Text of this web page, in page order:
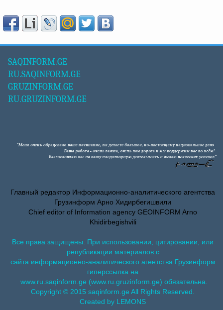
SAQINFORM.GE
RU.SAQINFORM.GE
GRUZINFORM.GE
RU.GRUZINFORM.GE
Главный редактор Информационно-аналитического агентства
Грузинформ Арно Хидирбегишвили
Chief editor of Information agency GEOINFORM Arno
Khidirbegishvili
Все права защищены. При использовании, цитировании, или
републикации материалов с
сайта информационно-аналитического агентства Грузинформ
гиперссылка на
www.ru.saqinform.ge (www.ru.gruzinform.ge) обязательна.
Copyright © 2015 saqinform.ge All Rights Reserved.
Created by LEMONS